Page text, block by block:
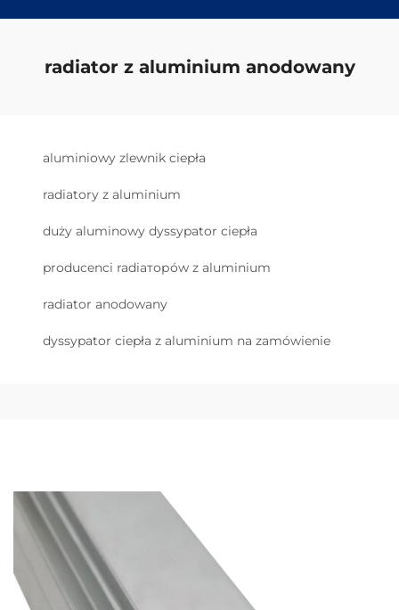
radiator z aluminium anodowany
aluminiowy zlewnik ciepła
radiatory z aluminium
duży aluminowy dyssypator ciepła
producenci radiаторów z aluminium
radiator anodowany
dyssypator ciepła z aluminium na zamówienie